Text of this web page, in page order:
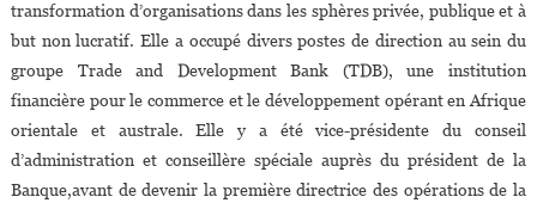
transformation d’organisations dans les sphères privée, publique et à
but non lucratif. Elle a occupé divers postes de direction au sein du
groupe Trade and Development Bank (TDB), une institution
financière pour le commerce et le développement opérant en Afrique
orientale et australe. Elle y a été vice-présidente du conseil
d’administration et conseillère spéciale auprès du président de la
Banque,avant de devenir la première directrice des opérations de la